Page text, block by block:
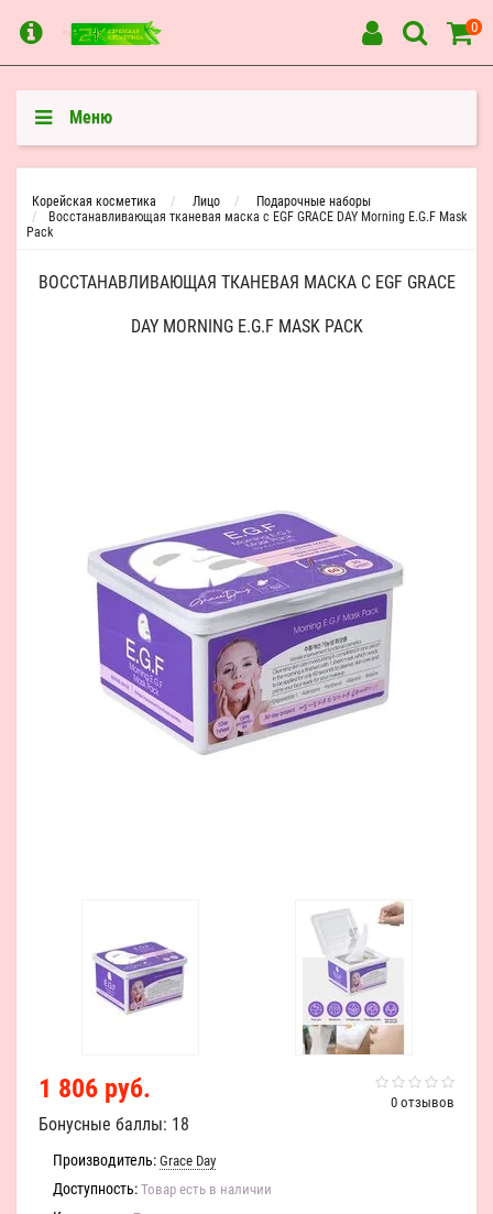
0
Меню
Корейская косметика Лицо
Подарочные наборы
Восстанавливающая тканевая маска с EGF GRACE DAY Morning E.G.F Mask
Pack
ВОССТАНАВЛИВАЮЩАЯ ТКАНЕВАЯ МАСКА С EGF GRACE
DAY MORNING E.G.F MASK PACK
0 отзывов
1 806 руб.
Бонусные баллы: 18
Производитель: Grace Day
Доступность: Товар есть в наличии